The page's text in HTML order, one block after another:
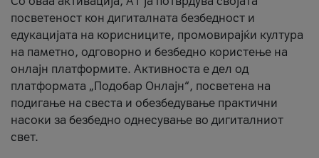
посветеност кон дигиталната безбедност и
едукацијата на корисниците, промовирајќи култура
на паметно, одговорно и безбедно користење на
онлајн платформите. Активноста е дел од
платформата „Подобар Онлајн“, посветена на
подигање на свеста и обезбедување практични
насоки за безбедно однесување во дигиталниот
свет.